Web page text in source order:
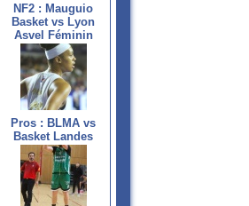
NF2 : Mauguio
Basket vs Lyon
Asvel Féminin
Pros : BLMA vs
Basket Landes